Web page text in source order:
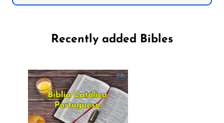
Recently added Bibles